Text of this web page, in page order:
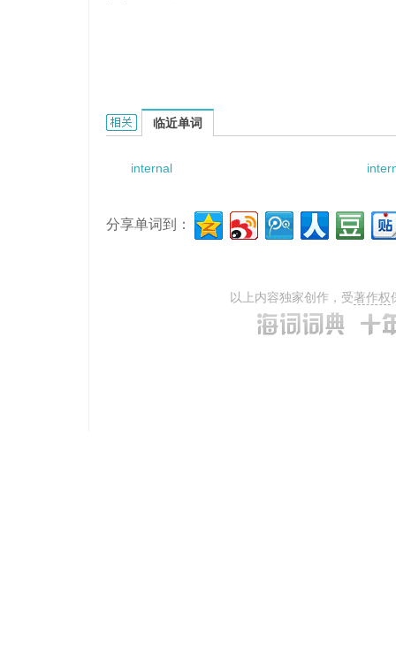
internal conjugate的相关资料：
临近单词
internal
分享单词到：
以上内容独家创作，受著作权